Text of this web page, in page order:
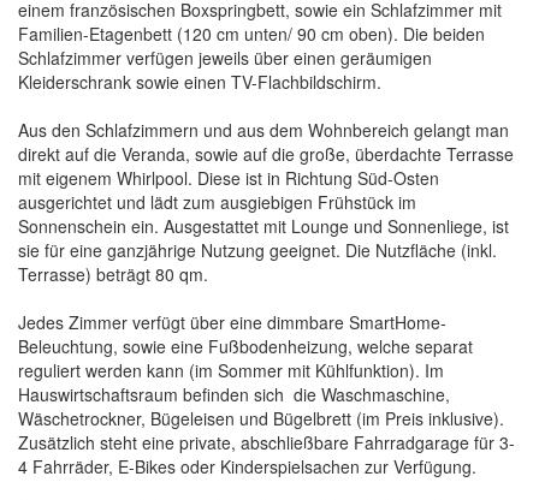
einem französischen Boxspringbett, sowie ein Schlafzimmer mit
Familien-Etagenbett (120 cm unten/ 90 cm oben). Die beiden
Schlafzimmer verfügen jeweils über einen geräumigen
Kleiderschrank sowie einen TV-Flachbildschirm.
Aus den Schlafzimmern und aus dem Wohnbereich gelangt man
direkt auf die Veranda, sowie auf die große, überdachte Terrasse
mit eigenem Whirlpool. Diese ist in Richtung Süd-Osten
ausgerichtet und lädt zum ausgiebigen Frühstück im
Sonnenschein ein. Ausgestattet mit Lounge und Sonnenliege, ist
sie für eine ganzjährige Nutzung geeignet. Die Nutzfläche (inkl.
Terrasse) beträgt 80 qm.
Jedes Zimmer verfügt über eine dimmbare SmartHome-
Beleuchtung, sowie eine Fußbodenheizung, welche separat
reguliert werden kann (im Sommer mit Kühlfunktion). Im
Hauswirtschaftsraum befinden sich die Waschmaschine,
Wäschetrockner, Bügeleisen und Bügelbrett (im Preis inklusive).
Zusätzlich steht eine private, abschließbare Fahrradgarage für 3-
4 Fahrräder, E-Bikes oder Kinderspielsachen zur Verfügung.